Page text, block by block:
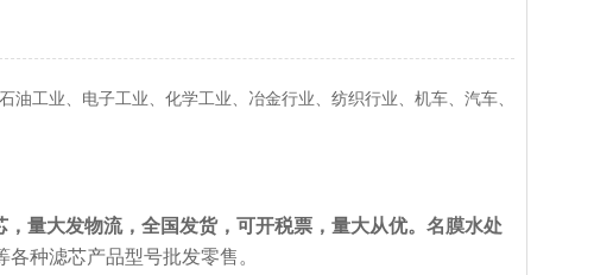
工业、电子工业、化学工业、冶金行业、纺织行业、机车、汽车、
量大发物流，全国发货，可开税票，量大从优。 名膜水处
种滤芯产品型号批发零售。